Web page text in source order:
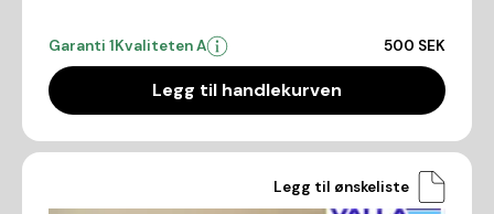
Garanti 1Kvaliteten A 500 SEK
Legg til handlekurven
Legg til ønskeliste